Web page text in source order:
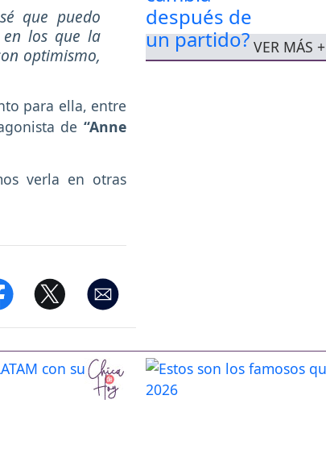
que puedo
en los que la
optimismo,
para ella, entre
de“Anne
verla en otras
VER MÁS +